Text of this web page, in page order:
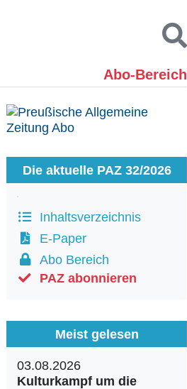
Abo-Bereich
Kontakt
Die aktuelle PAZ 32/2026
Inhaltsverzeichnis
E-Paper
Abo Bereich
PAZ abonnieren
Meist gelesen
03.08.2026
Kulturkampf um die